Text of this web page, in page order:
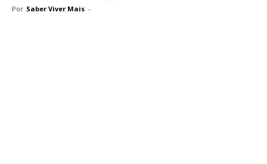
Por Saber Viver Mais -